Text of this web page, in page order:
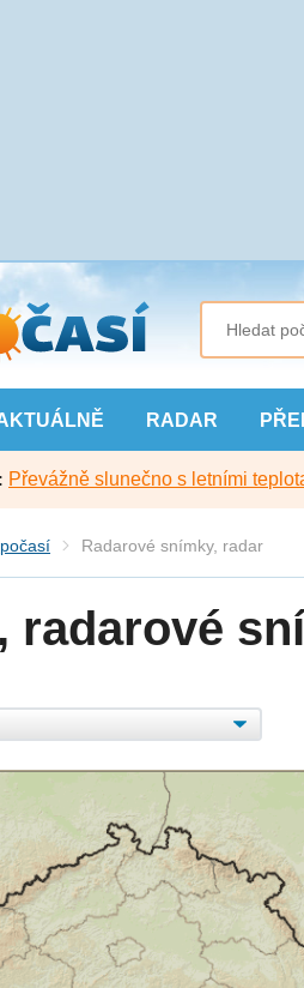
RADAR
Převážně slunečno s letními
Radarové snímky, radar
radarové